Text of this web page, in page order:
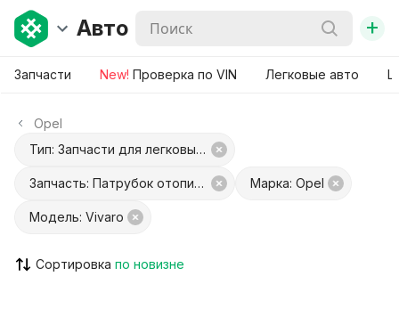
Авто +
Запчасти New! Проверка по VIN Легковые авто
Opel
Тип: Запчасти для легковых авто
Запчасть: Патрубок отопителя (печки) Марка: Opel
Модель: Vivaro
Сортировка